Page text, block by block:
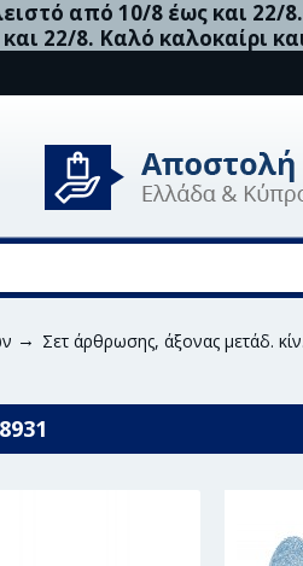
από 10/8 έως και
22/8. Καλό καλοκαίρι
Σετ άρθρωσης, άξονας μετάδ. κίν.